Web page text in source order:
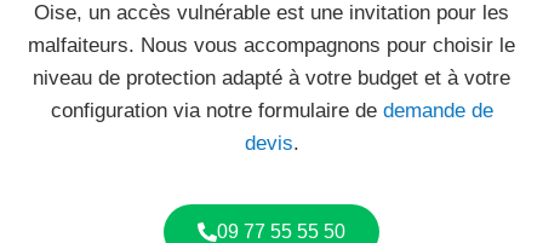
Oise, un accès vulnérable est une invitation pour les
malfaiteurs. Nous vous accompagnons pour choisir le
niveau de protection adapté à votre budget et à votre
configuration via notre formulaire de demande de
devis.
09 77 55 55 50